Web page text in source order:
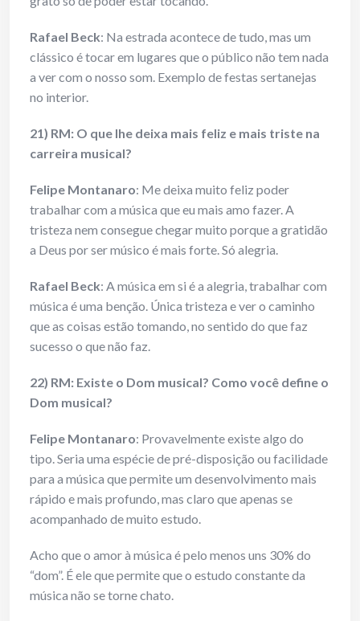
Rafael Beck: Na estrada acontece de tudo, mas um
clássico é tocar em lugares que o público não tem nada
a ver com o nosso som. Exemplo de festas sertanejas
no interior.
21) RM: O que lhe deixa mais feliz e mais triste na
carreira musical?
Felipe Montanaro: Me deixa muito feliz poder
trabalhar com a música que eu mais amo fazer. A
tristeza nem consegue chegar muito porque a gratidão
a Deus por ser músico é mais forte. Só alegria.
Rafael Beck: A música em si é a alegria, trabalhar com
música é uma benção. Única tristeza e ver o caminho
que as coisas estão tomando, no sentido do que faz
sucesso o que não faz.
22) RM: Existe o Dom musical? Como você define o
Dom musical?
Felipe Montanaro: Provavelmente existe algo do
tipo. Seria uma espécie de pré-disposição ou facilidade
para a música que permite um desenvolvimento mais
rápido e mais profundo, mas claro que apenas se
acompanhado de muito estudo.
Acho que o amor à música é pelo menos uns 30% do
“dom”. É ele que permite que o estudo constante da
música não se torne chato.